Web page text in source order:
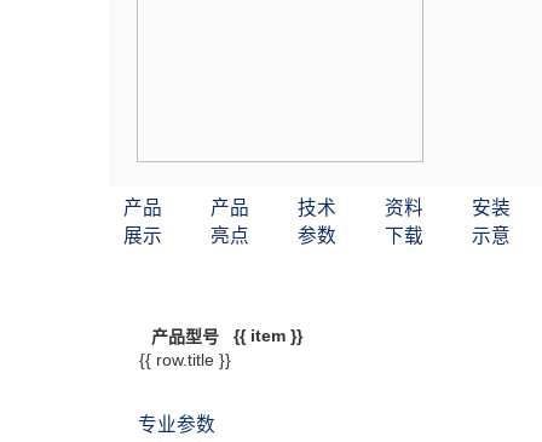
产品
展示
产品
亮点
技术
参数
资料
下载
安装
示意
产品型号
{{ item }}
{{ row.title }}
专业参数